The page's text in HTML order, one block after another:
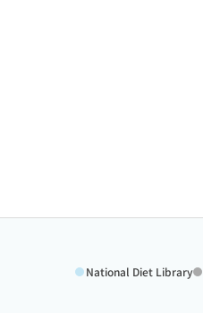
National Diet Library